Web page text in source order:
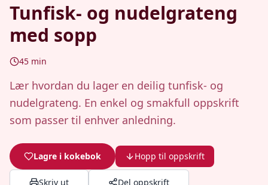
Tunfisk- og nudelgrateng
med sopp
45 min
Lær hvordan du lager en deilig tunfisk- og
nudelgrateng. En enkel og smakfull oppskrift
som passer til enhver anledning.
Lagre i kokebok Hopp til oppskrift
Skriv ut Del oppskrift